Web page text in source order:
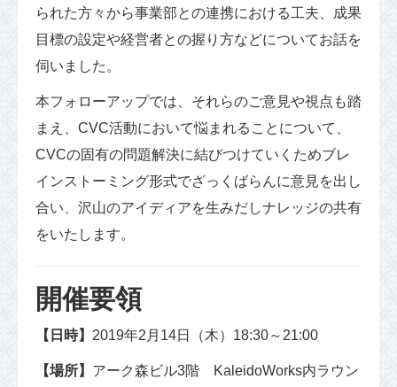
られた方々から事業部との連携における工夫、成果
目標の設定や経営者との握り方などについてお話を
伺いました。
本フォローアップでは、それらのご意見や視点も踏
まえ、CVC活動において悩まれることについて、
CVCの固有の問題解決に結びつけていくためブレ
インストーミング形式でざっくばらんに意見を出し
合い、沢山のアイディアを生みだしナレッジの共有
をいたします。
開催要領
【日時】 2019年2月14日（木）18:30～21:00
【場所】 アーク森ビル3階 KaleidoWorks内ラウン